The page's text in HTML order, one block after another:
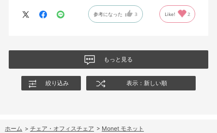
今回どうしても欲しい色の組み合わせがあったので固定肘の物を
購入しましたが、欲を言えば稼働肘バージョンもバイカラーなど
参考になった 3 Like! 2
もっと見る
絞り込み 表示：新しい順
ホーム > チェア・オフィスチェア > Monet モネット